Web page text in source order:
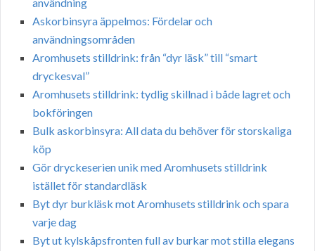
Askorbinsyra äppelmos: Fördelar och
användningsområden
Aromhusets stilldrink: från “dyr läsk” till “smart
dryckesval”
Aromhusets stilldrink: tydlig skillnad i både lagret och
bokföringen
Bulk askorbinsyra: All data du behöver för storskaliga
köp
Gör dryckeserien unik med Aromhusets stilldrink
istället för standardläsk
Byt dyr burkläsk mot Aromhusets stilldrink och spara
varje dag
Byt ut kylskåpsfronten full av burkar mot stilla elegans